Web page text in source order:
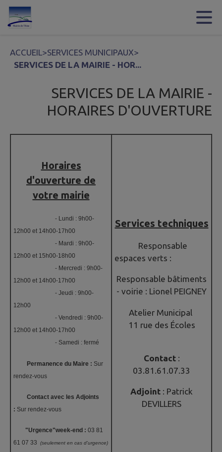
Contenu
ACCUEIL>SERVICES MUNICIPAUX>
SERVICES DE LA MAIRIE - HOR...
SERVICES DE LA MAIRIE -
HORAIRES D'OUVERTURE
Horaires
d'ouverture de
votre mairie
- Lundi : 9h00-
12h00 et 14h00-17h00
- Mardi : 9h00-
12h00 et 15h00-18h00
- Mercredi : 9h00-
12h00 et 14h00-17h00
- Jeudi : 9h00-
12h00
- Vendredi : 9h00-
12h00 et 14h00-17h00
- Samedi : fermé
Permanence du Maire : Sur
rendez-vous
Contact avec les Adjoints
: Sur rendez-vous
"Urgence"week-end : 03 81
61 07 33
(seulement en cas d'urgence)
Services techniques
Responsable
espaces verts :
Responsable bâtiments
- voirie : Lionel PEIGNEY
Atelier Municipal
11 rue des Écoles
Contact:
03.81.61.07.33
Adjoint : Patrick
DEVILLERS